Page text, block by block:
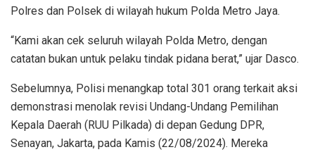
Polres dan Polsek di wilayah hukum Polda Metro Jaya.
“Kami akan cek seluruh wilayah Polda Metro, dengan
catatan bukan untuk pelaku tindak pidana berat,” ujar Dasco.
Sebelumnya, Polisi menangkap total 301 orang terkait aksi
demonstrasi menolak revisi Undang-Undang Pemilihan
Kepala Daerah (RUU Pilkada) di depan Gedung DPR,
Senayan, Jakarta, pada Kamis (22/08/2024). Mereka